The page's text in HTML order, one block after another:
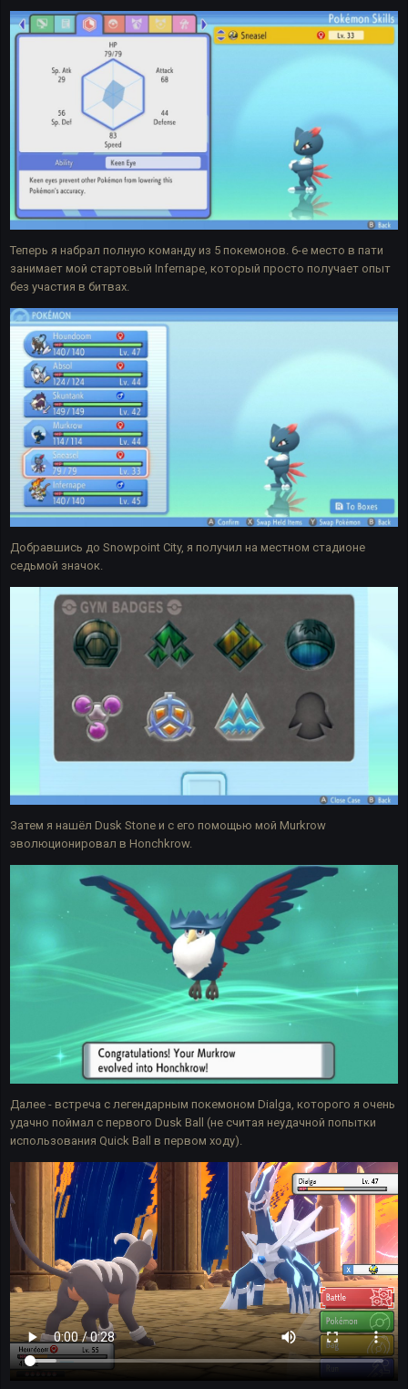
Теперь я набрал полную команду из 5 покемонов. 6-е место в пати
занимает мой стартовый Infernape, который просто получает опыт
без участия в битвах.
Добравшись до Snowpoint City, я получил на местном стадионе
седьмой значок.
Затем я нашёл Dusk Stone и с его помощью мой Murkrow
эволюционировал в Honchkrow.
Далее - встреча с легендарным покемоном Dialga, которого я очень
удачно поймал с первого Dusk Ball (не считая неудачной попытки
использования Quick Ball в первом ходу).